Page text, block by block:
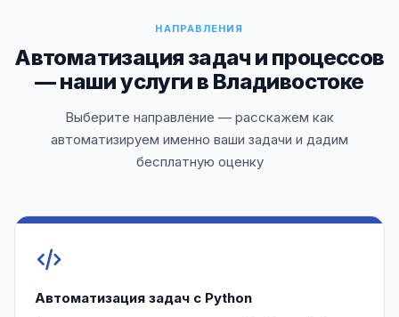
НАПРАВЛЕНИЯ
Автоматизация задач и процессов
— наши услуги в Владивостоке
Выберите направление — расскажем как
автоматизируем именно ваши задачи и дадим
бесплатную оценку
Автоматизация задач с Python